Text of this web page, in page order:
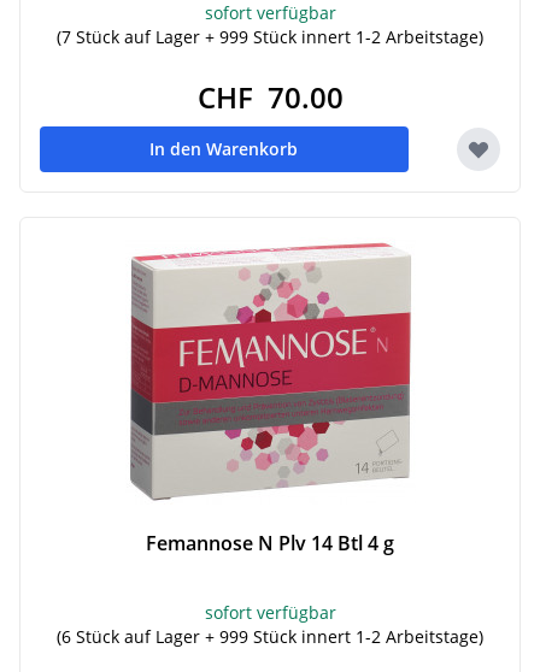
sofort verfügbar
(7 Stück auf Lager + 999 Stück innert 1-2 Arbeitstage)
CHF 70.00
In den Warenkorb
Femannose N Plv 14 Btl 4 g
sofort verfügbar
(6 Stück auf Lager + 999 Stück innert 1-2 Arbeitstage)